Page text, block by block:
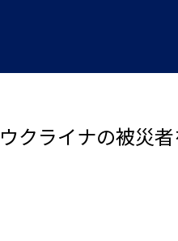
クライナの被災